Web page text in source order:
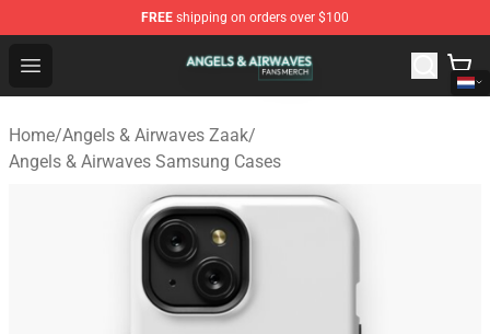
FREE shipping on orders over $100
Open menu
Angels & Airwaves Shop - Official Angels & Airwaves
Home/Angels & Airwaves Zaak/
Angels & Airwaves Samsung Cases